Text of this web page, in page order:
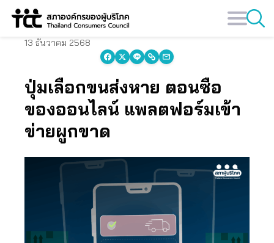
Skip
13 ธันวาคม 2568
ปุ่มเลือกขนส่งหาย ตอนซื้อ
ของออนไลน์ แพลตฟอร์มเข้า
ข่ายผูกขาด